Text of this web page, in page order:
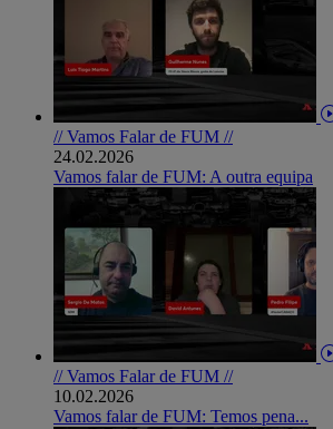
// Vamos Falar de FUM //
24.02.2026
Vamos falar de FUM: A outra equipa
// Vamos Falar de FUM //
10.02.2026
Vamos falar de FUM: Temos pena...